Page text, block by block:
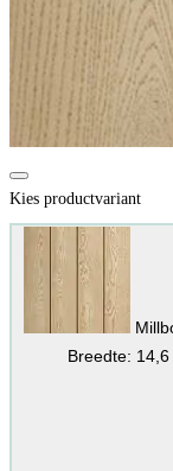
Kies productvariant
Breedte: